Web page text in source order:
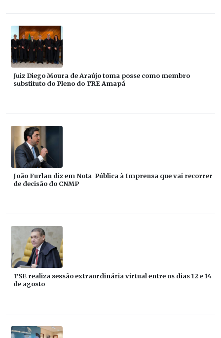
Juiz Diego Moura de Araújo toma posse como membro
substituto do Pleno do TRE Amapá
João Furlan diz em Nota Pública à Imprensa que vai recorrer
de decisão do CNMP
TSE realiza sessão extraordinária virtual entre os dias 12 e 14
de agosto